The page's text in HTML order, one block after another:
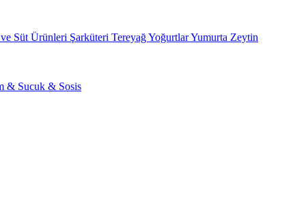
Süt Ürünleri Şarküteri TereyağYoğurtlarYumurta Zeytin
& Sucuk & Sosis